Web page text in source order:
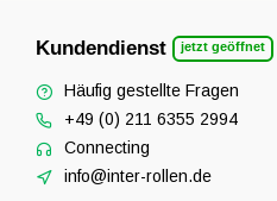
Kundendienst jetzt geöffnet
Häufig gestellte Fragen
+49 (0) 211 6355 2994
Connecting
info@inter-rollen.de